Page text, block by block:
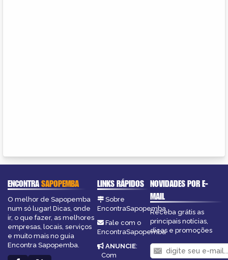
ENCONTRASAPOPEMBA
O melhor de Sapopemba
num só lugar! Dicas, onde
ir, o que fazer, as melhores
empresas, locais, serviços
e muito mais no guia
Encontra Sapopemba.
LINKS RÁPIDOS
Sobre
EncontraSapopemba
Fale com o
EncontraSapopemba
ANUNCIE:
Com
NOVIDADES POR E-
MAIL
Receba grátis as
principais notícias,
dicas e promoções